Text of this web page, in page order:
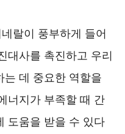
랄이 풍부하게 들어
대사를 촉진하고 우리
는 데 중요한 역할을
너지가 부족할 때 간
도움을 받을 수 있다